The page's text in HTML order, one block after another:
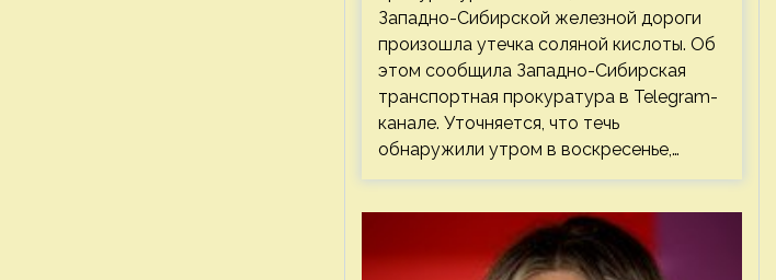
Западно-Сибирской железной дороги
произошла утечка соляной кислоты. Об
этом сообщила Западно-Сибирская
транспортная прокуратура в Telegram-
канале. Уточняется, что течь
обнаружили утром в воскресенье,…